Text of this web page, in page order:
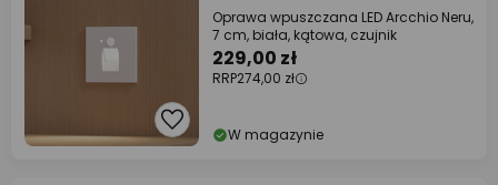
Oprawa wpuszczana LED Arcchio Neru,
7 cm, biała, kątowa, czujnik
229,00 zł
RRP274,00 zł
W magazynie